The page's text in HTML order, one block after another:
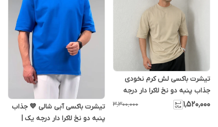
تیشرت باکسی لش کرم نخودی
جذاب پنبه دو نخ لاکرا دار درجه
یک |
۱٬۵۲۰٬۰۰۰ ۳٬۳۰۰٬۰۰۰
تیشرت باکسی آبی شالی 💙 جذاب
پنبه دو نخ لاکرا دار درجه یک |